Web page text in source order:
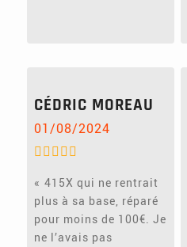
CÉDRIC MOREAU
01/08/2024
415X qui ne rentrait
plus à sa base, réparé
pour moins de 100€. Je
ne l’avais pas